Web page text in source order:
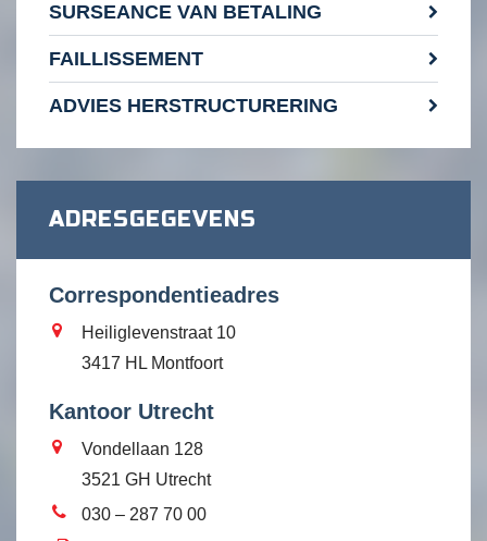
SURSEANCE VAN BETALING
FAILLISSEMENT
ADVIES HERSTRUCTURERING
ADRESGEGEVENS
Correspondentieadres
Heiliglevenstraat 10
3417 HL Montfoort
Kantoor Utrecht
Vondellaan 128
3521 GH Utrecht
030 – 287 70 00